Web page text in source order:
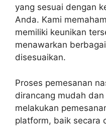
yang sesuai dengan
Anda. Kami
memiliki keunikan
menawarkan
disesuaikan.
Proses pemesanan
dirancang mudah
melakukan
platform, baik secara